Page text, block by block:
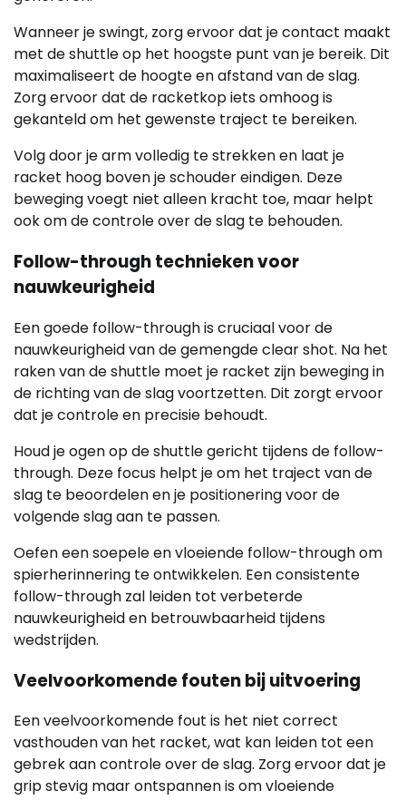
Wanneer je swingt, zorg ervoor dat je contact maakt
met de shuttle op het hoogste punt van je bereik. Dit
maximaliseert de hoogte en afstand van de slag.
Zorg ervoor dat de racketkop iets omhoog is
gekanteld om het gewenste traject te bereiken.
Volg door je arm volledig te strekken en laat je
racket hoog boven je schouder eindigen. Deze
beweging voegt niet alleen kracht toe, maar helpt
ook om de controle over de slag te behouden.
Follow-through technieken voor
nauwkeurigheid
Een goede follow-through is cruciaal voor de
nauwkeurigheid van de gemengde clear shot. Na het
raken van de shuttle moet je racket zijn beweging in
de richting van de slag voortzetten. Dit zorgt ervoor
dat je controle en precisie behoudt.
Houd je ogen op de shuttle gericht tijdens de follow-
through. Deze focus helpt je om het traject van de
slag te beoordelen en je positionering voor de
volgende slag aan te passen.
Oefen een soepele en vloeiende follow-through om
spierherinnering te ontwikkelen. Een consistente
follow-through zal leiden tot verbeterde
nauwkeurigheid en betrouwbaarheid tijdens
wedstrijden.
Veelvoorkomende fouten bij uitvoering
Een veelvoorkomende fout is het niet correct
vasthouden van het racket, wat kan leiden tot een
gebrek aan controle over de slag. Zorg ervoor dat je
grip stevig maar ontspannen is om vloeiende